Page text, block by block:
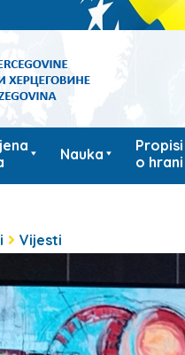
Nauka
Propisi
o hrani
Vijesti